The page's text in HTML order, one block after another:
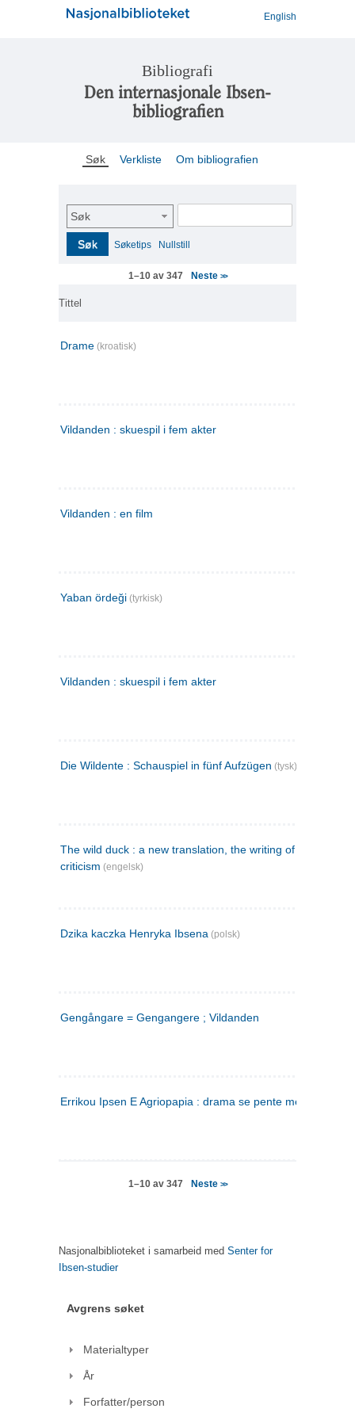
English
Bibliografi
Den internasjonale Ibsen-
bibliografien
Søk Verkliste Om bibliografien
Søk
Søk Søketips Nullstill
1–10 av 347 Neste >>
Tittel
Drame (kroatisk)
Vildanden : skuespil i fem akter
Vildanden : en film
Yaban ördeği (tyrkisk)
Vildanden : skuespil i fem akter
Die Wildente : Schauspiel in fünf Aufzügen (tysk)
The wild duck : a new translation, the writing of the play,
criticism (engelsk)
Dzika kaczka Henryka Ibsena (polsk)
Gengångare = Gengangere ; Vildanden
Errikou Ipsen E Agriopapia : drama se pente mere
1–10 av 347 Neste >>
Nasjonalbiblioteket i samarbeid med Senter for
Ibsen-studier
Avgrens søket
Materialtyper
År
Forfatter/person